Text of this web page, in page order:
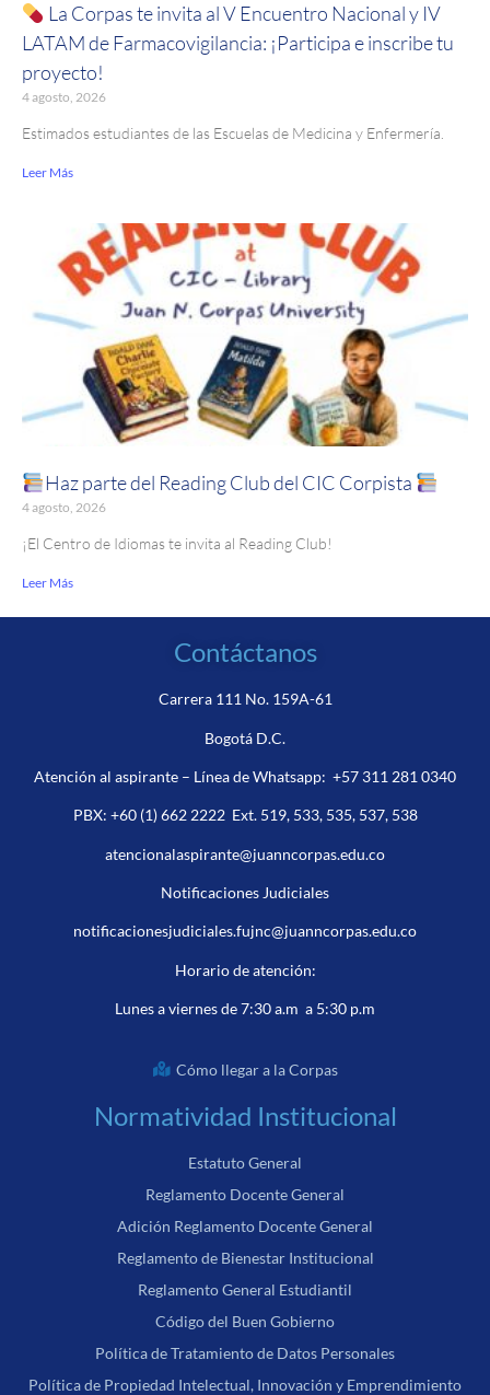
La Corpas te invita al V Encuentro Nacional y IV
LATAM de Farmacovigilancia: ¡Participa e inscribe tu
proyecto!
4 agosto, 2026
Estimados estudiantes de las Escuelas de Medicina y Enfermería.
Leer Más
Haz parte del Reading Club del CIC Corpista
4 agosto, 2026
¡El Centro de Idiomas te invita al Reading Club!
Leer Más
Contáctanos
Carrera 111 No. 159A-61
Bogotá D.C.
Atención al aspirante – Línea de Whatsapp: +57 311 281 0340
PBX: +60 (1) 662 2222Ext. 519, 533, 535, 537, 538
atencionalaspirante@juanncorpas.edu.co
Notificaciones Judiciales
notificacionesjudiciales.fujnc@juanncorpas.edu.co
Horario de atención:
Lunes a viernes de 7:30 a.m a 5:30 p.m
Cómo llegar a la Corpas
Normatividad Institucional
Estatuto General
Reglamento Docente General
Adición Reglamento Docente General
Reglamento de Bienestar Institucional
Reglamento General Estudiantil
Código del Buen Gobierno
Política de Tratamiento de Datos Personales
Política de Propiedad Intelectual, Innovación y Emprendimiento